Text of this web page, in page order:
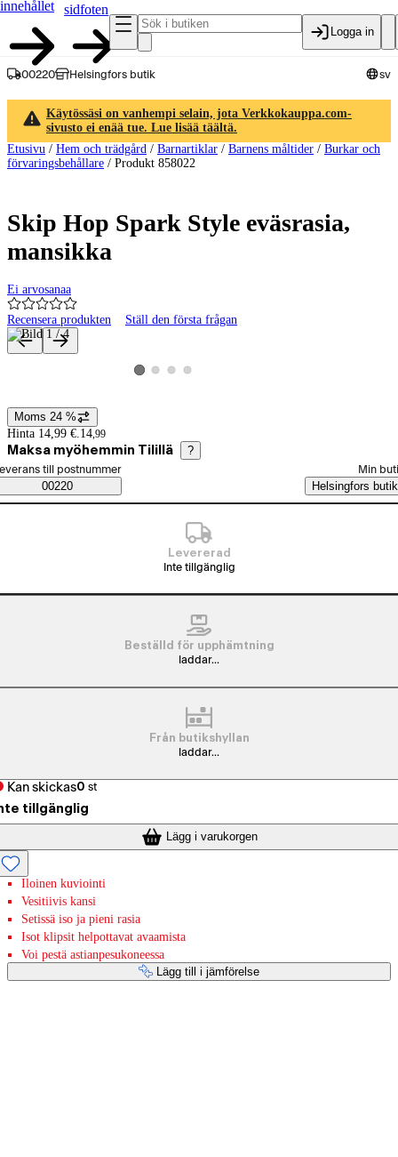
innehållet
sidfoten
Logga in
00220 Helsingfors butik sv
Käytössäsi on vanhempi selain, jota Verkkokauppa.com-
sivusto ei enää tue. Lue lisää täältä.
Etusivu / Hem och trädgård / Barnartiklar / Barnens måltider / Burkar och
förvaringsbehållare / Produkt 858022
Skip Hop Spark Style eväsrasia,
mansikka
Ei arvosanaa
Recensera produkten Ställ den första frågan
Produktbilder och videor
Visa produktbild 1
Visa produktbild 2
Visa produktbild 3
Visa produktbild 4
Prisinformation
Moms 24 %
Hinta 14,99 €. 14,99
Maksa myöhemmin Tilillä ?
Saatavuustiedot
beställningssätt
till postnummer
00220
Min
Helsingfors butik
Levererad
Inte tillgänglig
Beställd för upphämtning
laddar...
Från butikshyllan
laddar...
Kan skickas0 st
tillgänglig
Lägg i varukorgen
Iloinen kuviointi
Vesitiivis kansi
Setissä iso ja pieni rasia
Isot klipsit helpottavat avaamista
Voi pestä astianpesukoneessa
Lägg till i jämförelse